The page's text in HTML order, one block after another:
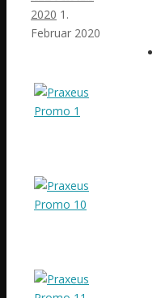
2020 1.
Februar 2020